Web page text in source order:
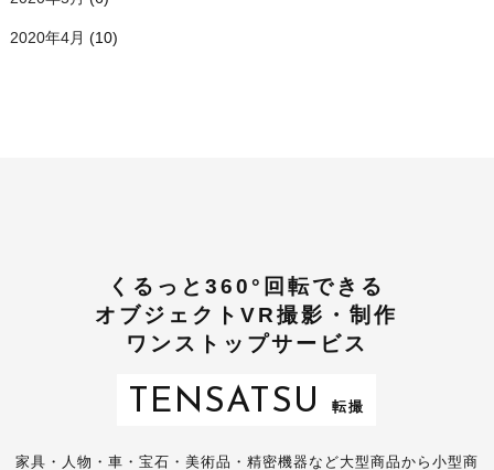
2020年4月 (10)
くるっと360°回転できる
オブジェクトVR撮影・制作
ワンストップサービス
TENSATSU 転撮
家具・人物・車・宝石・美術品・精密機器など大型商品から小型商